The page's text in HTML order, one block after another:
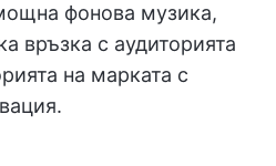
фонова музика,
връзка с аудиторията
на марката с